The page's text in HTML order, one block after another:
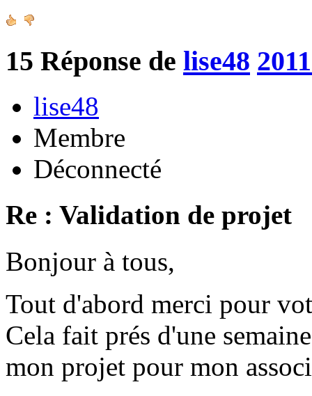
15 Réponse de lise48
lise48
Membre
Déconnecté
Re : Validation de projet
Bonjour à tous,
Tout d'abord merci pour
Cela fait prés d'une
mon projet pour mon